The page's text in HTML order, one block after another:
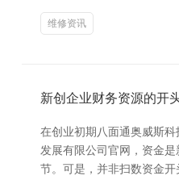
维修资讯
新创企业财务资源的开
在创业初期八面通奥威斯
发展有限公司官网，资金
节。可是，并非扫数资金